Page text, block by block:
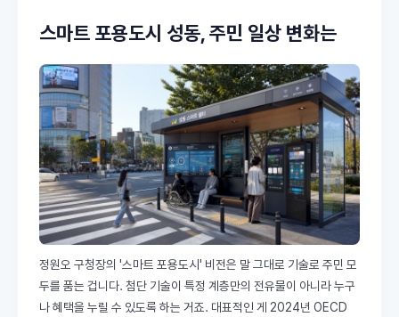
스마트 포용도시 성동, 주민 일상 변화는
정원오 구청장의 '스마트 포용도시' 비전은 말 그대로 기술로 주민 모
두를 품는 겁니다. 첨단 기술이 특정 계층만의 전유물이 아니라 누구
나 혜택을 누릴 수 있도록 하는 거죠. 대표적인 게 2024년 OECD